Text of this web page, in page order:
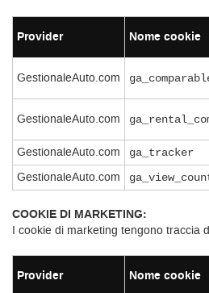
Provider Nome cookie
GestionaleAuto.com
GestionaleAuto.com
GestionaleAuto.com
ga_tracker
GestionaleAuto.com
COOKIE DI MARKETING:
I cookie di marketing tengono traccia
Provider Nome cookie